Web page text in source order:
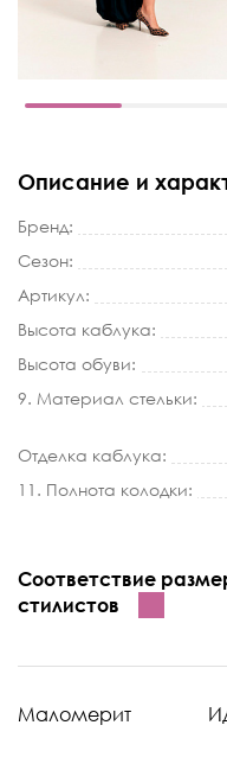
Описание и
Бренд:
Сезон:
Артикул:
Высота каблука:
Высота обуви:
9. Материал стельки:
Отделка каблука:
11. Полнота колодки:
Соответствие
стилистов
Маломерит